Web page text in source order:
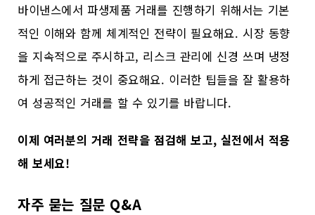
바이낸스에서 파생제품 거래를 진행하기 위해서는 기본
적인 이해와 함께 체계적인 전략이 필요해요. 시장 동향
을 지속적으로 주시하고, 리스크 관리에 신경 쓰며 냉정
하게 접근하는 것이 중요해요. 이러한 팁들을 잘 활용하
여 성공적인 거래를 할 수 있기를 바랍니다.
이제 여러분의 거래 전략을 점검해 보고, 실전에서 적용
해 보세요!
자주 묻는 질문 Q&A